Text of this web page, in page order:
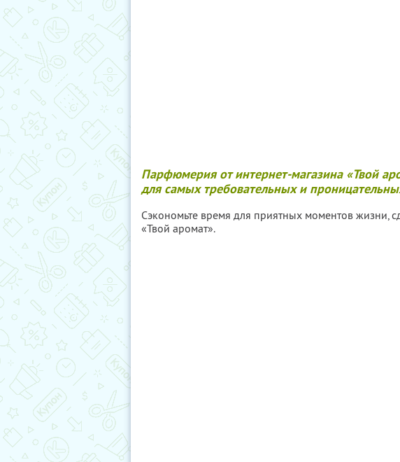
Парфюмерия от интернет-магазина «Твой
для самых требовательных и
Сэкономьте время для приятных моментов жизни,
«Твой аромат».